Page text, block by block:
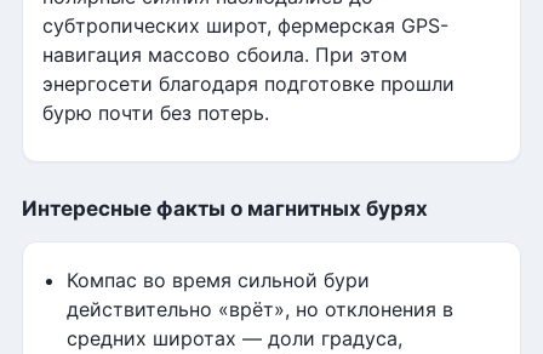
субтропических широт, фермерская GPS-
навигация массово сбоила. При этом
энергосети благодаря подготовке прошли
бурю почти без потерь.
Интересные факты о магнитных бурях
Компас во время сильной бури
действительно «врёт», но отклонения в
средних широтах — доли градуса,